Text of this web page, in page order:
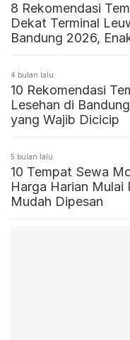
8 Rekomendasi
Dekat Terminal
Bandung 2026,
4 bulan lalu
10 Rekomendasi
Lesehan di
yang Wajib Dicicip
5 bulan lalu
10 Tempat Sewa
Harga Harian Mulai
Mudah Dipesan